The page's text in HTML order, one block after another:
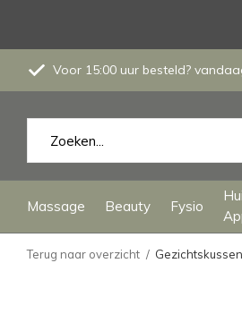
Massage Beauty Fysio
Voor 15:00 uur besteld?
Terug naar overzicht